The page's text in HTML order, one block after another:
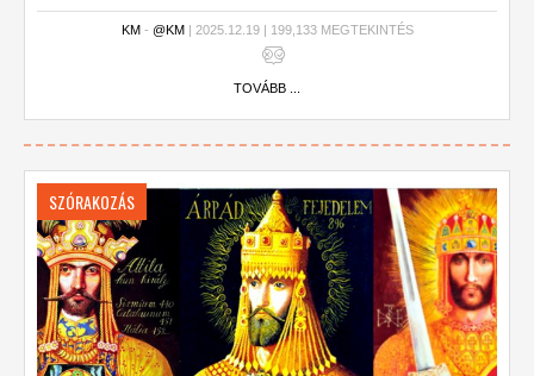
slágerében szerepel Zamárdi-felső? Efféle kérdések várnak
ebben a kvízben.
KM- @KM| 2025.12.19 | 199,133 MEGTEKINTÉS
TOVÁBB ...
SZÓRAKOZÁS